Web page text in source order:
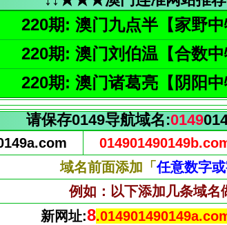
220期: 澳门九点半【家野
220期: 澳门刘伯温【合数
220期: 澳门诸葛亮【阴阳
请保存0149导航域名:0149
域名前面添加「任意数字
例如：以下添加几条域名
新网址:9